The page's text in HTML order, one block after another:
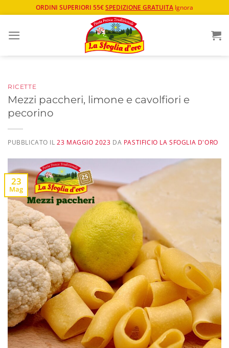
ORDINI SUPERIORI 55€SPEDIZIONE GRATUITA Ignora
RICETTE
Mezzi paccheri, limone e cavolfiori e
pecorino
PUBBLICATO IL 23 MAGGIO 2023 DA PASTIFICIO LA SFOGLIA D'ORO
23
Mag